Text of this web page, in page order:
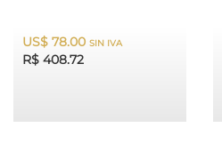
US$ 78.00 SIN IVA
R$ 408.72